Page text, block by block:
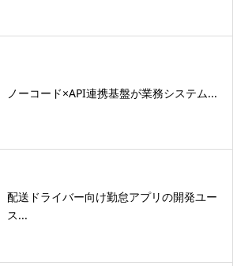
ノーコード×API連携基盤が業務システム...
配送ドライバー向け勤怠アプリの開発ユー
ス...